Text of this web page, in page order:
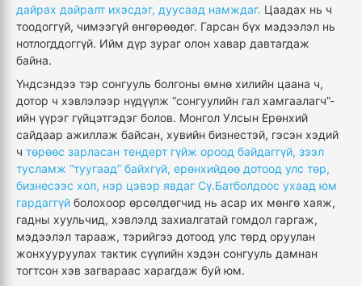
дайрах дайралт ихэсдэг, дуусаад намждаг. Цаадах нь ч
тоодоггүй, чимээгүй өнгөрөөдөг. Гарсан бүх мэдээлэл нь
нотлогддоггүй. Ийм дүр зураг олон хавар давтагдаж
байна.
Үндсэндээ тэр сонгууль болгоны өмнө хилийн цаана ч,
дотор ч хэвлэлээр нүдүүлж “сонгуулийн гал хамгаалагч”-
ийн үүрэг гүйцэтгэдэг болов. Монгол Улсын Ерөнхий
сайдаар ажиллаж байсан, хувийн бизнестэй, гэсэн хэдий
ч төрөөс зарласан тендерт гүйж ороод байдаггүй, зээл
тусламж “туугаад” байхгүй, ерөнхийдөө дотоод улс төр,
бизнесээс хол, нэр цэвэр явдаг Сү.Батболдоос ухаад юм
гардаггүй болохоор өрсөлдөгчид нь асар их мөнгө хаяж,
гадны хуульчид, хэвлэлд захиалгатай гомдол гаргаж,
мэдээлэл тарааж, тэрийгээ дотоод улс төрд оруулан
жонхууруулах тактик сүүлийн хэдэн сонгууль дамнан
тогтсон хэв загвараас харагдаж буй юм.